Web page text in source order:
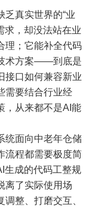
乏真实世界的“业
求，却没法站在业
理；它能补全代码
术方案——到底是
接口如何兼容新业
需要结合行业经
，从来都不是AI能
统面向中老年仓储
流程都需要极度简
生成的代码工整规
离了实际使用场
整、打磨交互、